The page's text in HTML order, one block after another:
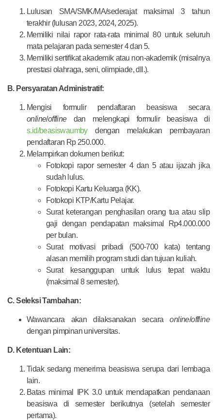
Lulusan SMA/SMK/MA/sederajat maksimal 3 tahun
terakhir (lulusan 2023, 2024, 2025).
Memiliki nilai rapor rata-rata minimal 80 untuk seluruh
mata pelajaran pada semester 4 dan 5.
Memiliki sertifikat akademik atau non-akademik (misalnya
prestasi olahraga, seni, olimpiade, dll.).
B. Persyaratan Administratif:
Mengisi formulir pendaftaran beasiswa secara
online/offlinedan melengkapi formulir beasiswa di
s.id/beasiswaumbydengan melakukan pembayaran
pendaftaran Rp 250.000.
Melampirkan dokumen berikut:
Fotokopi rapor semester 4 dan 5 atau ijazah jika
sudah lulus.
Fotokopi Kartu Keluarga (KK).
Fotokopi KTP/Kartu Pelajar.
Surat keterangan penghasilan orang tua atau slip
gaji dengan pendapatan maksimal Rp4.000.000
per bulan.
Surat motivasi pribadi (500-700 kata) tentang
alasan memilih program studi dan tujuan kuliah.
Surat kesanggupan untuk lulus tepat waktu
(maksimal 8 semester).
C. Seleksi Tambahan:
Wawancara akan dilaksanakan secaraonline/offline
dengan pimpinan universitas.
D. Ketentuan Lain:
Tidak sedang menerima beasiswa serupa dari lembaga
lain.
Batas minimal IPK 3.0 untuk mendapatkan pendanaan
beasiswa di semester berikutnya (setelah semester
pertama).